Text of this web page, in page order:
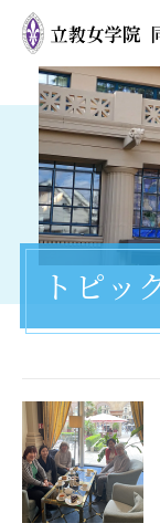
ホーム
同窓会について
活動
支部
同窓会グッズ
トピックス
お問い合わせ
トピッ